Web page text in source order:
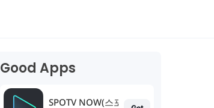
Good Apps
SPOTV NOW(스포티비 나우)